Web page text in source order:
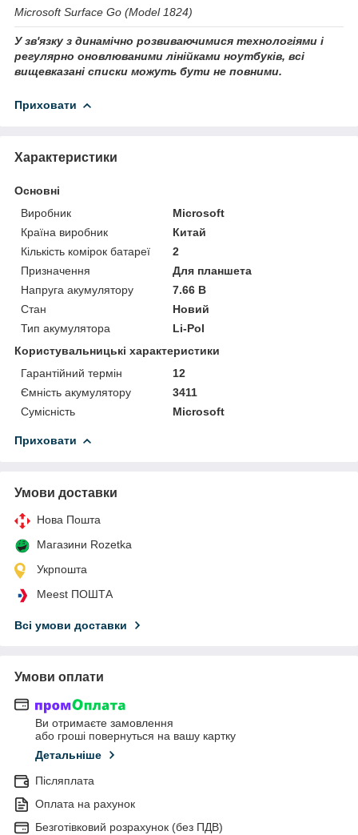
Microsoft Surface Go (Model 1824)
У зв'язку з динамічно розвиваючимися технологіями і
регулярно оновлюваними лінійками ноутбуків, всі
вищевказані списки можуть бути не повними.
Приховати
Характеристики
Основні
Виробник
Microsoft
Країна виробник
Китай
Кількість комірок батареї
2
Призначення
Для планшета
Напруга акумулятору
7.66 В
Стан
Новий
Тип акумулятора
Li-Pol
Користувальницькі характеристики
Гарантійний термін
12
Ємність акумулятору
3411
Сумісність
Microsoft
Приховати
Умови доставки
Нова Пошта
Магазини Rozetka
Укрпошта
Meest ПОШТА
Всі умови доставки
Умови оплати
Ви отримаєте замовлення
або гроші повернуться на вашу картку
Детальніше
Післяплата
Оплата на рахунок
Безготівковий розрахунок (без ПДВ)